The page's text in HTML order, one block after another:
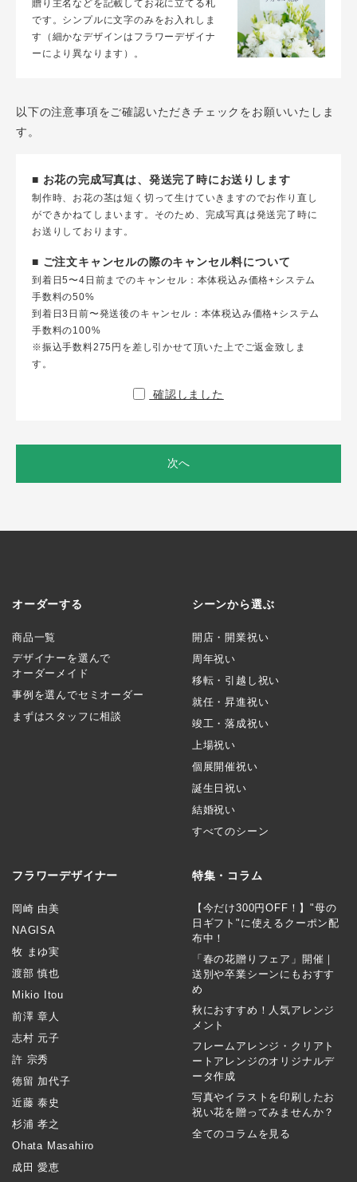
贈り主名などを記載してお花に立てる札
です。シンプルに文字のみをお入れしま
す（細かなデザインはフラワーデザイナ
ーにより異なります）。
以下の注意事項をご確認いただきチェックをお願いいたしま
す。
■ お花の完成写真は、発送完了時にお送りします
制作時、お花の茎は短く切って生けていきますのでお作り直し
ができかねてしまいます。そのため、完成写真は発送完了時に
お送りしております。
■ ご注文キャンセルの際のキャンセル料について
到着日5〜4日前までのキャンセル：本体税込み価格+システム
手数料の50%
到着日3日前〜発送後のキャンセル：本体税込み価格+システム
手数料の100%
※振込手数料275円を差し引かせて頂いた上でご返金致しま
す。
確認しました
次へ
オーダーする
商品一覧
デザイナーを選んで
オーダーメイド
事例を選んでセミオーダー
まずはスタッフに相談
シーンから選ぶ
開店・開業祝い
周年祝い
移転・引越し祝い
就任・昇進祝い
竣工・落成祝い
上場祝い
個展開催祝い
誕生日祝い
結婚祝い
すべてのシーン
フラワーデザイナー
岡崎 由美
NAGISA
牧 まゆ実
渡部 慎也
Mikio Itou
前澤 章人
志村 元子
許 宗秀
徳留 加代子
近藤 泰史
杉浦 孝之
Ohata Masahiro
成田 愛恵
特集・コラム
【今だけ300円OFF！】"母の
日ギフト"に使えるクーポン配
布中！
「春の花贈りフェア」開催｜
送別や卒業シーンにもおすす
め
秋におすすめ！人気アレンジ
メント
フレームアレンジ・クリアト
ートアレンジのオリジナルデ
ータ作成
写真やイラストを印刷したお
祝い花を贈ってみませんか？
全てのコラムを見る